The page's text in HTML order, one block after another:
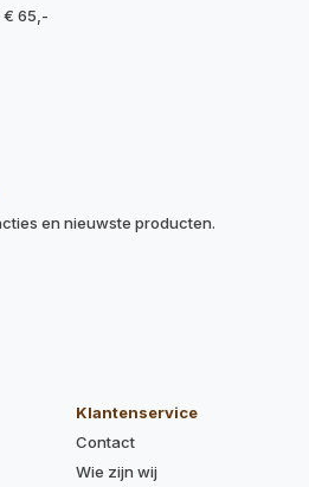
€ 65,-
en nieuwste producten.
Klantenservice
Contact
Wie zijn wij